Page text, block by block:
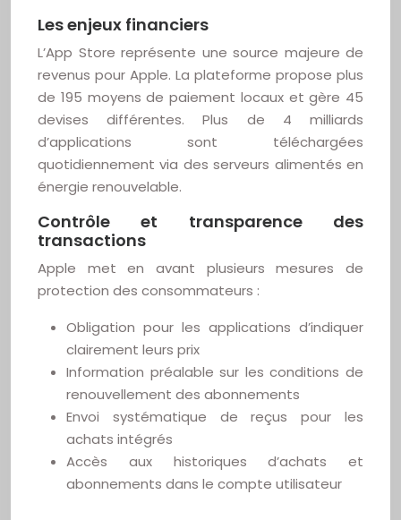
Les enjeux financiers
L’App Store représente une source majeure de
revenus pour Apple. La plateforme propose plus
de 195 moyens de paiement locaux et gère 45
devises différentes. Plus de 4 milliards
d’applications sont téléchargées
quotidiennement via des serveurs alimentés en
énergie renouvelable.
Contrôle et transparence des
transactions
Apple met en avant plusieurs mesures de
protection des consommateurs :
Obligation pour les applications d’indiquer
clairement leurs prix
Information préalable sur les conditions de
renouvellement des abonnements
Envoi systématique de reçus pour les
achats intégrés
Accès aux historiques d’achats et
abonnements dans le compte utilisateur